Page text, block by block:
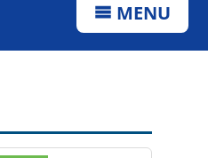
MENU